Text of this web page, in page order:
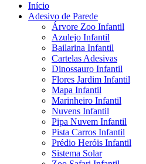
Início
Adesivo de Parede
Árvore Zoo Infantil
Azulejo Infantil
Bailarina Infantil
Cartelas Adesivas
Dinossauro Infantil
Flores Jardim Infantil
Mapa Infantil
Marinheiro Infantil
Nuvens Infantil
Pipa Nuvem Infantil
Pista Carros Infantil
Prédio Heróis Infantil
Sistema Solar